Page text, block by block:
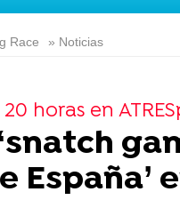
Race » Noticias
horas en
España’